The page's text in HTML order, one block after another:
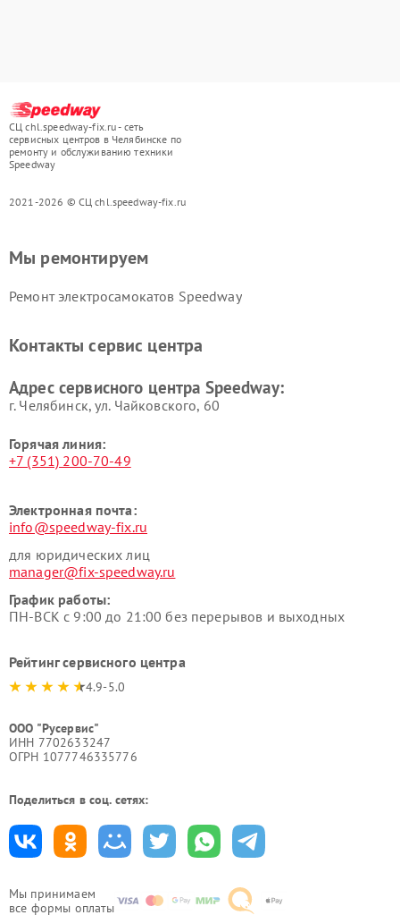
СЦ chl.speedway-fix.ru - сеть
сервисных центров в Челябинске по
ремонту и обслуживанию техники
Speedway
2021-2026 © СЦ chl.speedway-fix.ru
Мы принимаем
все формы оплаты
Мы ремонтируем
Ремонт электросамокатов Speedway
Контакты сервис центра
Адрес сервисного центра Speedway:
г. Челябинск, ул. Чайковского, 60
Горячая линия:
+7 (351) 200-70-49
Электронная почта:
info@speedway-fix.ru
для юридических лиц
manager@fix-speedway.ru
График работы:
ПН-ВСК с 9:00 до 21:00 без перерывов и выходных
Рейтинг сервисного центра
4.9-5.0
ООО "Русервис"
ИНН 7702633247
ОГРН 1077746335776
Поделиться в соц. сетях: